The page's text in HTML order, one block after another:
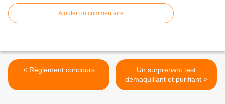
Ajouter un commentaire
< Règlement concours
Un surprenant test
démaquillant et purifiant >